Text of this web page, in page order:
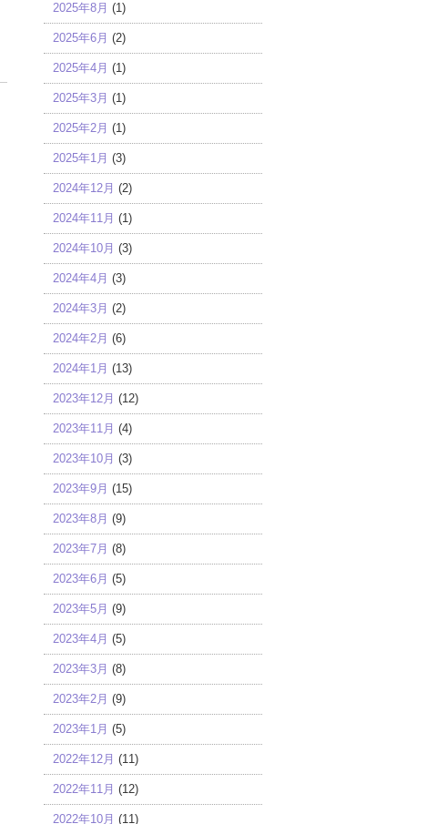
2025年8月 (1)
2025年6月 (2)
2025年4月 (1)
2025年3月 (1)
2025年2月 (1)
2025年1月 (3)
2024年12月 (2)
2024年11月 (1)
2024年10月 (3)
2024年4月 (3)
2024年3月 (2)
2024年2月 (6)
2024年1月 (13)
2023年12月 (12)
2023年11月 (4)
2023年10月 (3)
2023年9月 (15)
2023年8月 (9)
2023年7月 (8)
2023年6月 (5)
2023年5月 (9)
2023年4月 (5)
2023年3月 (8)
2023年2月 (9)
2023年1月 (5)
2022年12月 (11)
2022年11月 (12)
2022年10月 (11)